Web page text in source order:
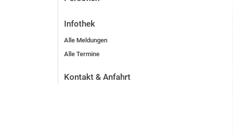
Infothek
Alle Meldungen
Alle Termine
Kontakt & Anfahrt